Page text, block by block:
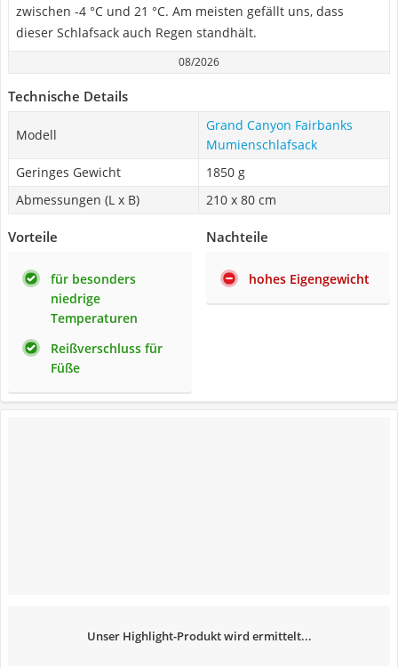
zwischen -4 °C und 21 °C. Am meisten gefällt uns, dass
dieser Schlafsack auch Regen standhält.
08/2026
Technische Details
Modell
Grand Canyon Fairbanks
Mumienschlafsack
Geringes Gewicht
1850 g
Abmessungen (L x B)
210 x 80 cm
Vorteile
für besonders
niedrige
Temperaturen
Reißverschluss für
Füße
Nachteile
hohes Eigengewicht
Unser Highlight-Produkt wird ermittelt...